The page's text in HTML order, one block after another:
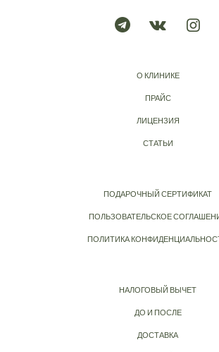
О КЛИНИКЕ
ПРАЙС
ЛИЦЕНЗИЯ
СТАТЬИ
ПОДАРОЧНЫЙ СЕРТИФИКАТ
ПОЛЬЗОВАТЕЛЬСКОЕ
ПОЛИТИКА
НАЛОГОВЫЙ ВЫЧЕТ
ДО И ПОСЛЕ
ДОСТАВКА